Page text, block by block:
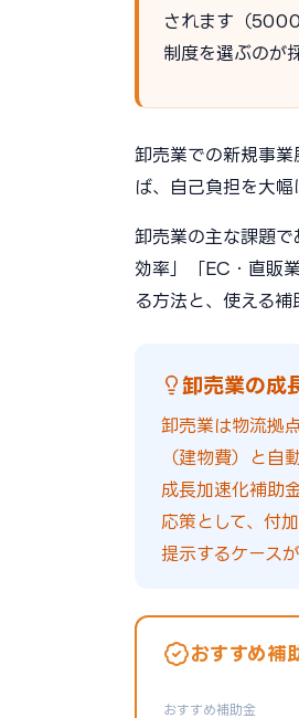
されます（
制度を選ぶのが
卸売業での新規事
ば、自己負担を大幅
卸売業の主な課題
効率」「EC・直販
る方法と、使える補
卸売業の成
卸売業は物流拠
（建物費）と自
成長加速化補助
応策として、付
提示するケースが
おすすめ補
おすすめ補助金